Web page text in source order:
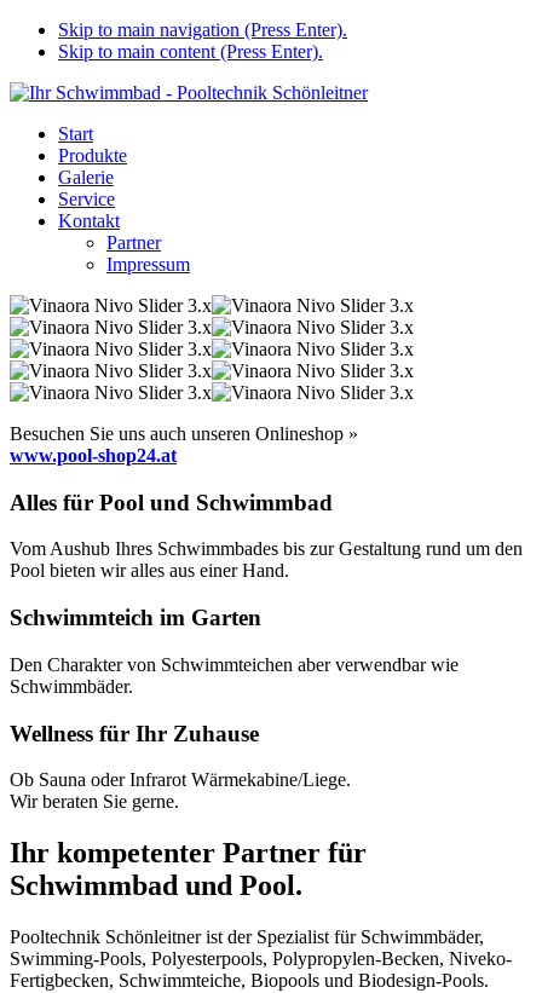
Skip to main navigation (Press Enter).
Skip to main content (Press Enter).
Start
Produkte
Galerie
Service
Kontakt
Partner
Impressum
Besuchen Sie uns auch unseren Onlineshop »
www.pool-shop24.at
Alles für Pool und Schwimmbad
Vom Aushub Ihres Schwimmbades bis zur Gestaltung rund um den
Pool bieten wir alles aus einer Hand.
Schwimmteich im Garten
Den Charakter von Schwimmteichen aber verwendbar wie
Schwimmbäder.
Wellness für Ihr Zuhause
Ob Sauna oder Infrarot Wärmekabine/Liege.
Wir beraten Sie gerne.
Ihr kompetenter Partner für
Schwimmbad und Pool.
Pooltechnik Schönleitner ist der Spezialist für Schwimmbäder,
Swimming-Pools, Polyesterpools, Polypropylen-Becken, Niveko-
Fertigbecken, Schwimmteiche, Biopools und Biodesign-Pools.